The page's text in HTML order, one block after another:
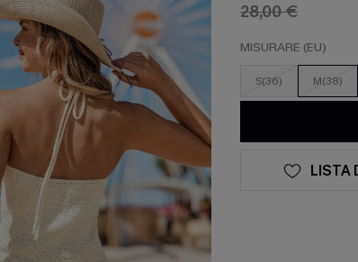
28,00 €
MISURARE (EU)
S(36) M(38)
LISTA